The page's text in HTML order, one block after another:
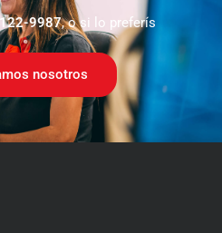
9987, o si lo preferís
nosotros